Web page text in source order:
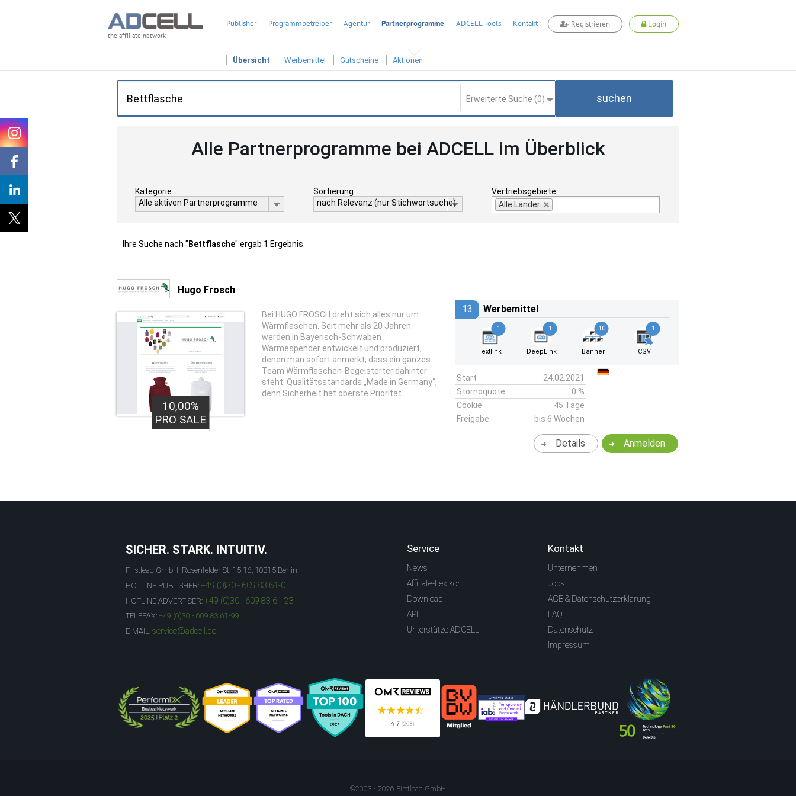
the affiliate network
Publisher Programmbetreiber Agentur Partnerprogramme ADCELL-Tools Kontakt Registrieren Login
Übersicht Werbemittel Gutscheine Aktionen
Erweiterte Suche (0) suchen
Alle Partnerprogramme bei ADCELL im Überblick
Kategorie
Alle aktiven Partnerprogramme
Sortierung
nach Relevanz (nur Stichwortsuche)
Vertriebsgebiete
Alle Länder
Ihre Suche nach " Bettflasche" ergab 1 Ergebnis.
Hugo Frosch
10,00%
PRO SALE
Bei HUGO FROSCH dreht sich alles nur um
Wärmflaschen. Seit mehr als 20 Jahren
werden in Bayerisch-Schwaben
Wärmespender entwickelt und produziert,
denen man sofort anmerkt, dass ein ganzes
Team Wärmflaschen-Begeisterter dahinter
steht. Qualitätsstandards „Made in Germany“,
denn Sicherheit hat oberste Priorität.
13 Werbemittel
1
Textlink
1
DeepLink
10
Banner
1
CSV
Start
24.02.2021
Stornoquote
0 %
Cookie
45 Tage
Freigabe
bis 6 Wochen
Anmelden
Details
SICHER. STARK. INTUITIV.
Firstlead GmbH, Rosenfelder St. 15-16, 10315 Berlin
HOTLINE PUBLISHER: +49 (0)30 - 609 83 61-0
HOTLINE ADVERTISER: +49 (0)30 - 609 83 61-23
TELEFAX: +49 (0)30 - 609 83 61-99
E-MAIL: service@adcell.de
Service
News
Affiliate-Lexikon
Download
API
Unterstütze ADCELL
Kontakt
Unternehmen
Jobs
AGB & Datenschutzerklärung
FAQ
Datenschutz
Impressum
©2003 - 2026 Firstlead GmbH